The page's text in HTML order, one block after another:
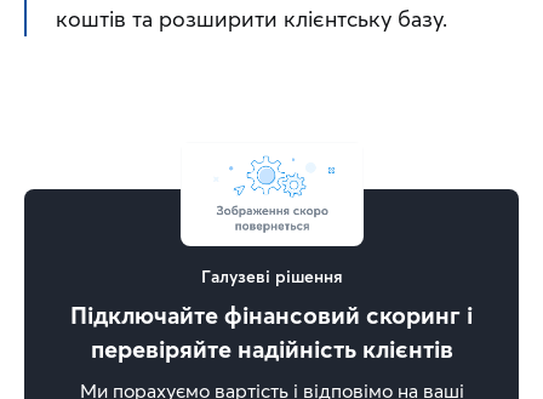
коштів та розширити клієнтську базу.
Галузеві рішення
Підключайте фінансовий скоринг і
перевіряйте надійність клієнтів
Ми порахуємо вартість і відповімо на ваші